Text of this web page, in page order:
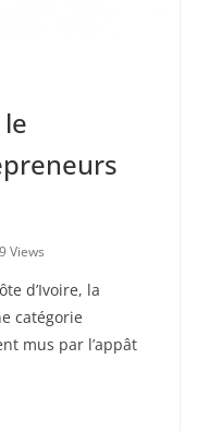
Views
d’Ivoire, la
catégorie
mus par l’appât